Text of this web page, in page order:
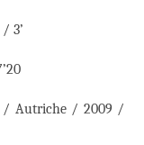
3’
/ Autriche / 2009 /